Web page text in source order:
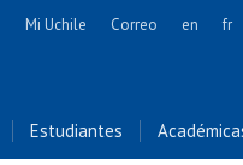
Cs. Forestales y
Mi Uchile Correo en fr
Estudiantes